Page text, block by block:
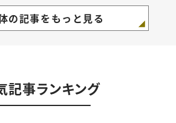
の記事をもっと見る
記事ランキング